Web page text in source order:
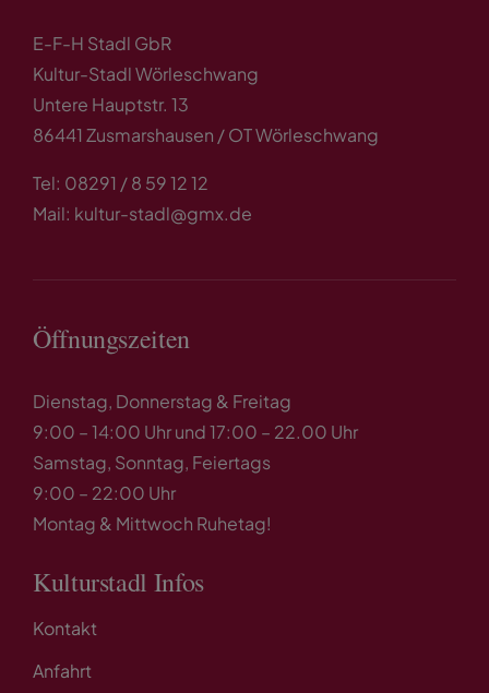
E-F-H Stadl GbR
Kultur-Stadl Wörleschwang
Untere Hauptstr. 13
86441 Zusmarshausen / OT Wörleschwang
Tel: 08291 / 8 59 12 12
Mail: kultur-stadl@gmx.de
Öffnungszeiten
Dienstag, Donnerstag & Freitag
9:00 – 14:00 Uhr und 17:00 – 22.00 Uhr
Samstag, Sonntag, Feiertags
9:00 – 22:00 Uhr
Montag & Mittwoch Ruhetag!
Kulturstadl Infos
Kontakt
Anfahrt